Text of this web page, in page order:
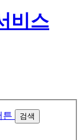
검색